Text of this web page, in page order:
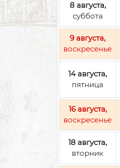
8 августа,
суббота
9 августа,
воскресенье
14 августа,
пятница
16 августа,
воскресенье
18 августа,
вторник